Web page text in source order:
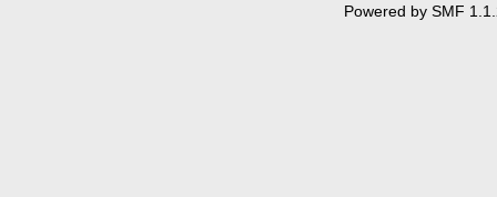
Powered by SMF